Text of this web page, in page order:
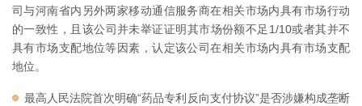
司与河南省内另外两家移动通信服务商在相关市场内具有市场行动
的一致性，且该公司并未举证证明其市场份额不足1/10或者其并不
具有市场支配地位等因素，认定该公司在相关市场内具有市场支配
地位。
最高人民法院首次明确“药品专利反向支付协议”是否涉嫌构成垄断